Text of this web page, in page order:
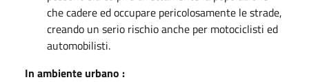
che cadere ed occupare pericolosamente le strade,
creando un serio rischio anche per motociclisti ed
automobilisti.
In ambiente urbano :